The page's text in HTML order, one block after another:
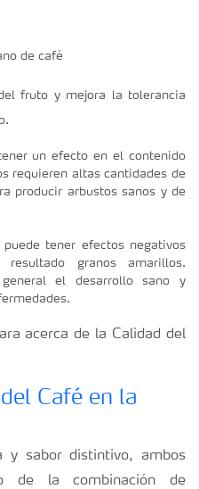
fruto y mejora la tolerancia
un efecto en el contenido
requieren altas cantidades de
producir arbustos sanos y de
tener efectos negativos
granos amarillos.
el desarrollo sano y
acerca de la Calidad del
Café en la
y sabor distintivo, ambos
de la combinación de